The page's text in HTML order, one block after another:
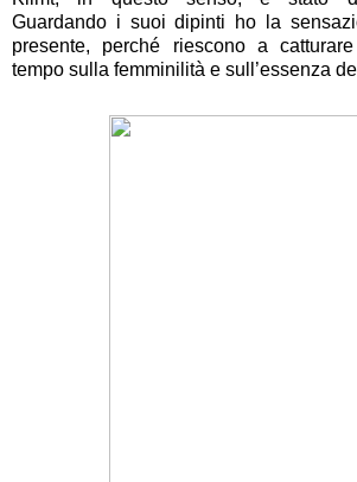
Guardando i suoi dipinti ho la
presente, perché riescono a
tempo sulla femminilità e sull’essenza